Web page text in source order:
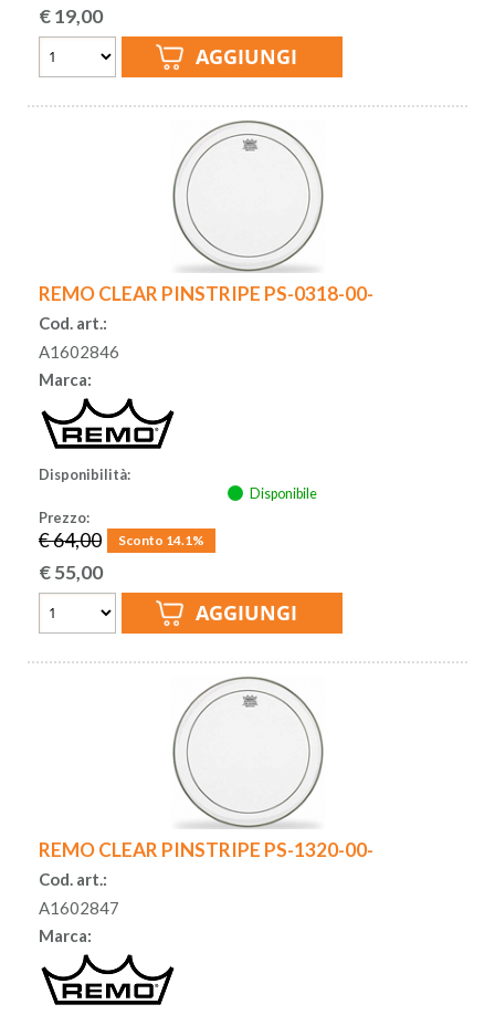
€19,00
REMO CLEAR PINSTRIPE PS-0318-00-
Cod. art.:
A1602846
Marca:
Disponibilità:
Disponibile
Prezzo:
€ 64,00 Sconto 14.1%
€55,00
REMO CLEAR PINSTRIPE PS-1320-00-
Cod. art.:
A1602847
Marca: